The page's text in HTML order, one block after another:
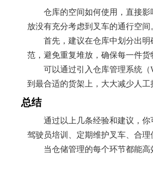
仓库的空间如何使用，直接
放没有充分考虑到叉车的通行空
首先，建议在仓库中划分出
范，避免重复堆放，确保每一件货
可以通过引入仓库管理系统
到最合适的货架上，大大减少人工
总结
通过以上几条经验和建议，
驾驶员培训、定期维护叉车、合
当仓储管理的每个环节都能